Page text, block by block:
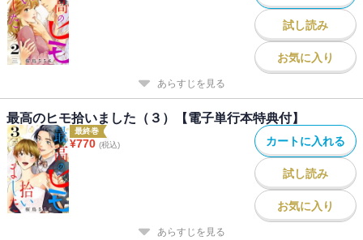
試し読み
お気に入り
あらすじを見る
最高のヒモ拾いました（３）【電子単行本特典付】
最終巻
¥770 (税込) カートに入れる
試し読み
お気に入り
あらすじを見る